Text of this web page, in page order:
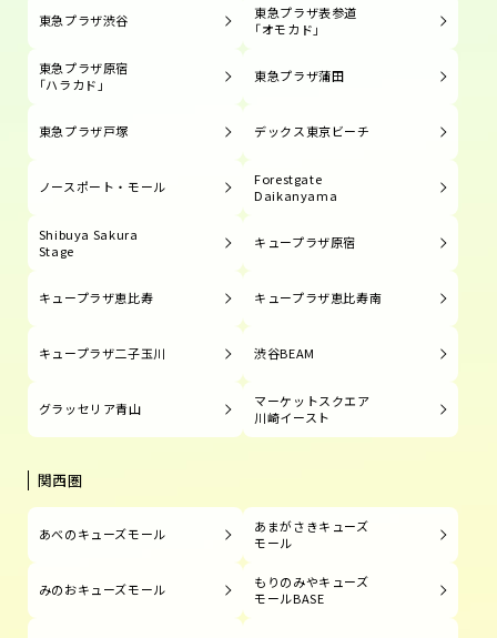
東急プラザ渋谷
東急プラザ表参道
「オモカド」
東急プラザ原宿
「ハラカド」
東急プラザ蒲田
東急プラザ戸塚 デックス東京ビーチ
ノースポート・モール
Forestgate
Daikanyama
Shibuya Sakura
Stage
キュープラザ原宿
キュープラザ恵比寿 キュープラザ恵比寿南
キュープラザ二子玉川 渋谷BEAM
グラッセリア青山
マーケットスクエア
川崎イースト
関西圏
あべのキューズモール
あまがさきキューズ
モール
みのおキューズモール
もりのみやキューズ
モールBASE